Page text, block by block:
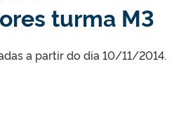
turma M3
a partir do dia 10/11/2014.